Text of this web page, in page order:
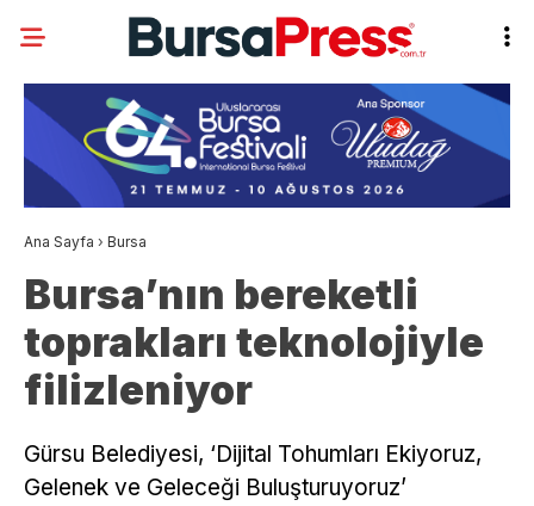
Ana Sayfa › Bursa
Bursa’nın bereketli
toprakları teknolojiyle
filizleniyor
Gürsu Belediyesi, ‘Dijital Tohumları Ekiyoruz,
Gelenek ve Geleceği Buluşturuyoruz’